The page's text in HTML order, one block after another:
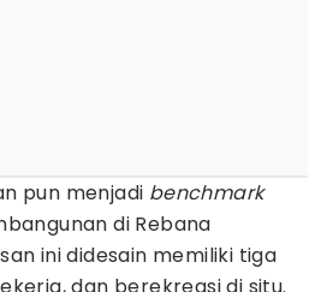
pun menjadi benchmark
di Rebana
ini didesain memiliki tiga